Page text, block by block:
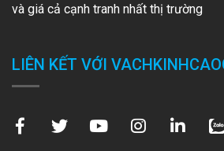
và giá cả cạnh tranh nhất thị trường
LIÊN KẾT VỚI